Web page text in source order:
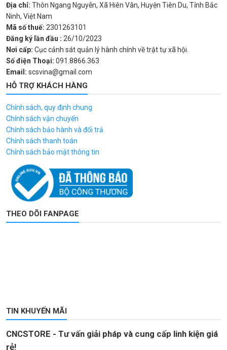
Địa chỉ: Thôn Ngang Nguyễn, Xã Hiên Vân, Huyện Tiên Du, Tỉnh Bắc
Ninh, Việt Nam
Mã số thuế: 2301263101
Đăng ký lần đầu : 26/10/2023
Nơi cấp: Cục cảnh sát quản lý hành chính về trật tự xã hội.
Số điện Thoại: 091.8866.363
Email: scsvina@gmail.com
HỖ TRỢ KHÁCH HÀNG
Chính sách, quy định chung
Chính sách vận chuyển
Chính sách bảo hành và đổi trả
Chính sách thanh toán
Chính sách bảo mật thông tin
THEO DÕI FANPAGE
TIN KHUYẾN MÃI
CNCSTORE - Tư vấn giải pháp và cung cấp linh kiện giá
rẻ!